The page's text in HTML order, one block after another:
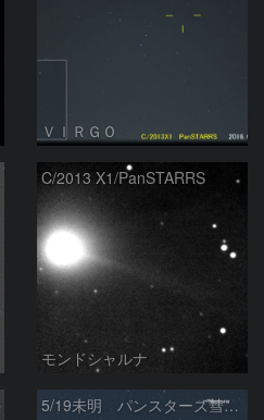
ＶＩＲＧＯ
C/2013 X1/PanSTARRS
モンドシャルナ
5/19未明 パンスターズ彗星（C/2013 X1）と海王星（Neptune）